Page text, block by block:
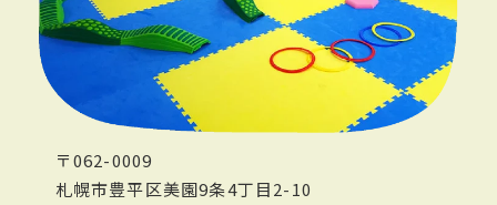
〒062-0009
札幌市豊平区美園9条4丁目2-10